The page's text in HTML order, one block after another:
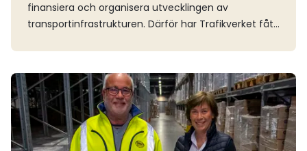
finansiera och organisera utvecklingen av
transportinfrastrukturen. Därför har Trafikverket fått
samverkan (OPS).I april fastställde regeringen den
nationella planen för transportinfrastrukturen för
perioden 2026–2037. Där konstaterar man att det
fortsatt är angeläget att kunna pröva alternativa
former för att finansiera och organisera
Läs mer